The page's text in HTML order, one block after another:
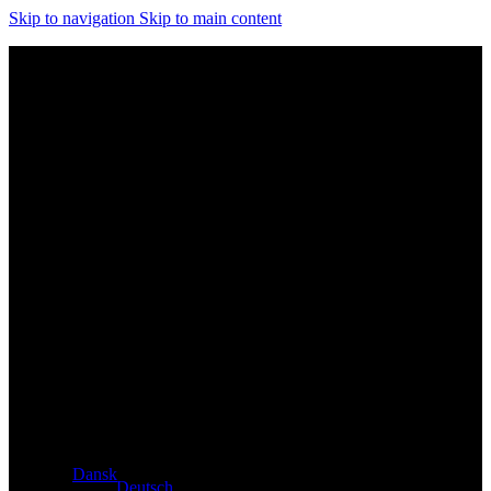
Skip to navigation Skip to main content
Dansk
Deutsch